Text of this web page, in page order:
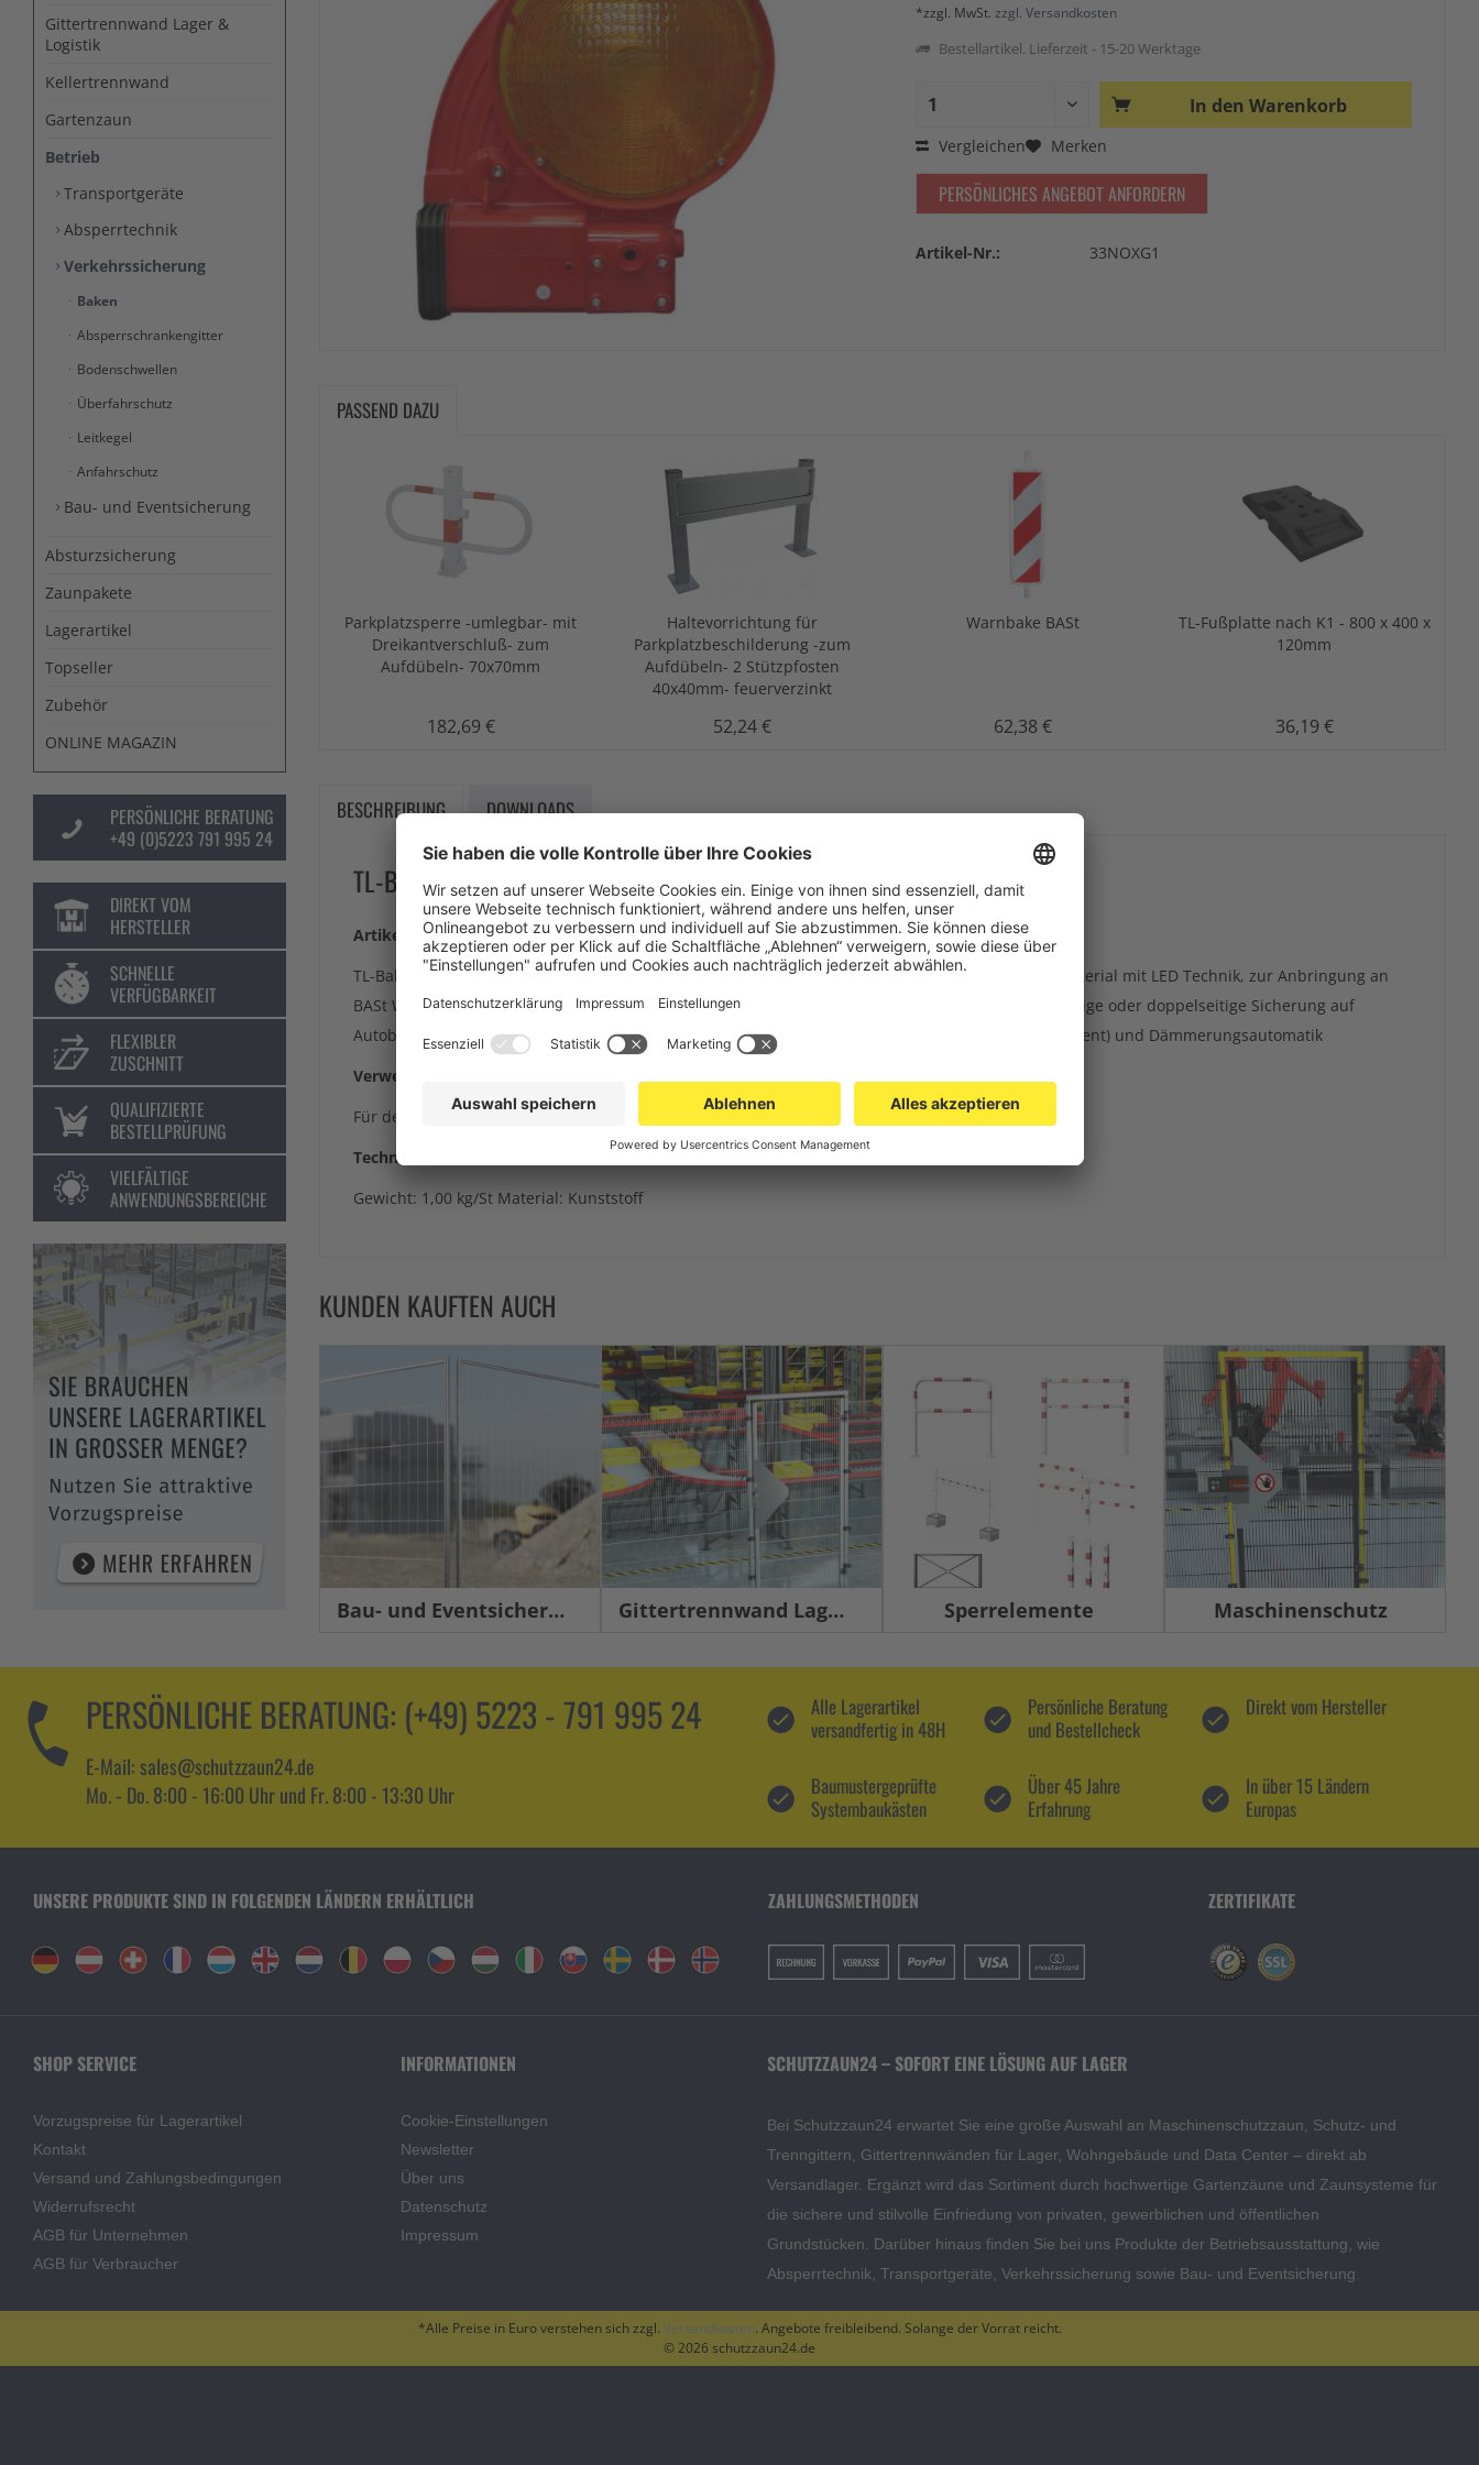
Gittertrennwand Lager &
Logistik
Kellertrennwand
Gartenzaun
Betrieb
Transportgeräte
Absperrtechnik
Verkehrssicherung
Baken
Absperrschrankengitter
Bodenschwellen
Überfahrschutz
Leitkegel
Anfahrschutz
Bau- und Eventsicherung
Absturzsicherung
Zaunpakete
Lagerartikel
Topseller
Zubehör
ONLINE MAGAZIN
PERSÖNLICHE BERATUNG
+49 (0)5223 791 995 24
DIREKT VOM
HERSTELLER
SCHNELLE
VERFÜGBARKEIT
FLEXIBLER
ZUSCHNITT
QUALIFIZIERTE
BESTELLPRÜFUNG
VIELFÄLTIGE
ANWENDUNGSBEREICHE
*zzgl. MwSt. zzgl. Versandkosten
Bestellartikel. Lieferzeit - 15-20 Werktage
In den Warenkorb
Vergleichen Merken
PERSÖNLICHES ANGEBOT ANFORDERN
Artikel-Nr.: 33NOXG1
PASSEND DAZU
Parkplatzsperre -umlegbar- mit
Dreikantverschluß- zum
Aufdübeln- 70x70mm
182,69 €
Haltevorrichtung für
Parkplatzbeschilderung -zum
Aufdübeln- 2 Stützpfosten
40x40mm- feuerverzinkt
52,24 €
Warnbake BASt
62,38 €
TL-Fußplatte nach K1 - 800 x 400 x
120mm
36,19 €
BESCHREIBUNG DOWNLOADS
TL-BAKENLEUCHTE "POWERNOX"
Artikelbeschreibung:
TL-Bakenleuchte "PowerNox", BAST geprüft, Lichtaustritt einseitig, gelb, aus hochwertigem Rohmaterial mit LED Technik, zur Anbringung an
BASt Wendebake Typ NOX und an alle gängigen Sicherheitsbaken und Schrankenzäune für einseitige oder doppelseitige Sicherung auf
Autobahnen und anderen Straßen mit integriertem Batteriekasten - seitlicher Batteriewechsel (Patent) und Dämmerungsautomatik
Verwendungszweck:
Für den Einsatz bei Arbeiten im Straßenbau
Technische Daten:
Gewicht: 1,00 kg/St Material: Kunststoff
KUNDEN KAUFTEN AUCH
Bau- und Eventsicherung Gittertrennwand Lager & Logistik Sperrelemente Maschinenschutz
PERSÖNLICHE BERATUNG: (+49) 5223 - 791 995 24
E-Mail: sales@schutzzaun24.de
Mo. - Do. 8:00 - 16:00 Uhr und Fr. 8:00 - 13:30 Uhr
Alle Lagerartikel
versandfertig in 48H
Persönliche Beratung
und Bestellcheck
Direkt vom Hersteller
Baumustergeprüfte
Systembaukästen
Über 45 Jahre
Erfahrung
In über 15 Ländern
Europas
UNSERE PRODUKTE SIND IN FOLGENDEN LÄNDERN ERHÄLTLICH ZAHLUNGSMETHODEN ZERTIFIKATE
SHOP SERVICE
Vorzugspreise für Lagerartikel
Kontakt
Versand und Zahlungsbedingungen
Widerrufsrecht
AGB für Unternehmen
AGB für Verbraucher
INFORMATIONEN
Cookie-Einstellungen
Newsletter
Über uns
Datenschutz
Impressum
SCHUTZZAUN24 – SOFORT EINE LÖSUNG AUF LAGER
Bei Schutzzaun24 erwartet Sie eine große Auswahl an Maschinenschutzzaun, Schutz- und
Trenngittern, Gittertrennwänden für Lager, Wohngebäude und Data Center – direkt ab
Versandlager. Ergänzt wird das Sortiment durch hochwertige Gartenzäune und Zaunsysteme für
die sichere und stilvolle Einfriedung von privaten, gewerblichen und öffentlichen
Grundstücken. Darüber hinaus finden Sie bei uns Produkte der Betriebsausstattung, wie
Absperrtechnik, Transportgeräte, Verkehrssicherung sowie Bau- und Eventsicherung.
*Alle Preise in Euro verstehen sich zzgl. Versandkosten. Angebote freibleibend. Solange der Vorrat reicht.
© 2026 schutzzaun24.de